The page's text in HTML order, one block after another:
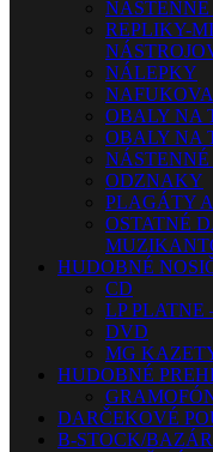
REPLIKY-
NÁLEPKY
OBALY NA
OBALY NA
ODZNAKY
PLAGÁTY
OSTATNÉ
HUDOBNÉ
CD
LP PLATNE
DVD
MG
HUDOBNÉ
DARČEKOVÉ
B-STOCK/BAZÁR